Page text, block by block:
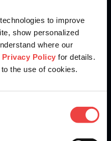
to improve
show personalized
where our
Privacy Policy for details.
the use of cookies.